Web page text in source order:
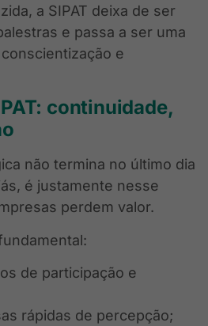
a SIPAT deixa de ser
e passa a ser uma
e
continuidade,
não termina no último dia
é justamente nesse
perdem valor.
de participação e
rápidas de percepção;